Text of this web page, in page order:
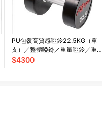
PU包覆高質感啞鈴22.5KG（單
支）／整體啞鈴／重量啞鈴／重量
訓練
$4300